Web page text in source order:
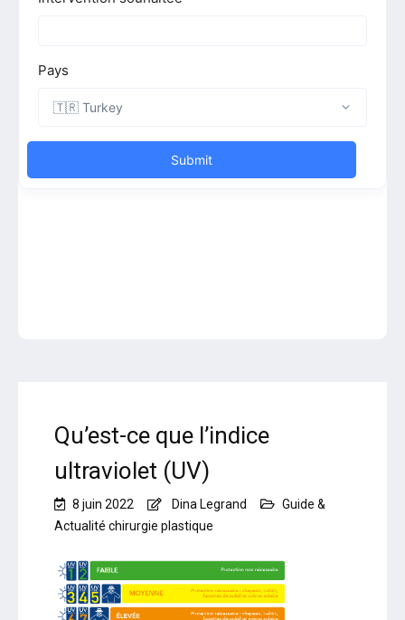
Qu’est-ce que l’indice
ultraviolet (UV)
8 juin 2022 Dina Legrand
Guide &
Actualité chirurgie plastique